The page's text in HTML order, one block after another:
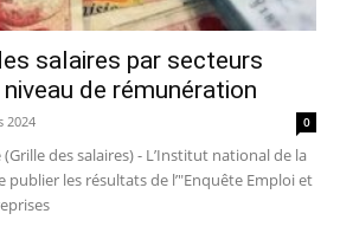
salaires par secteurs
de rémunération
2024 0
des salaires) - L’Institut national de la
les résultats de l’"Enquête Emploi et